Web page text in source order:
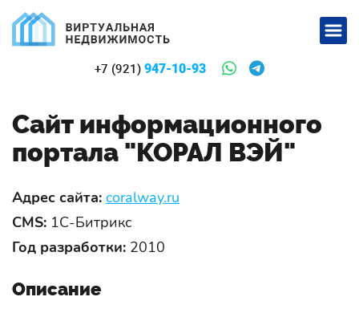
+7 (921) 947-10-93
Сайт информационного
портала "КОРАЛ ВЭЙ"
Адрес сайта: coralway.ru
CMS: 1С-Битрикс
Год разработки: 2010
Описание